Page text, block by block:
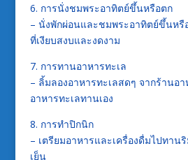
6. การนั่งชมพระอาทิตย์ขึ้นหรือตก
– นั่งพักผ่อนและชมพระอาทิตย์ขึ้นหรื
ที่เงียบสงบและงดงาม
7. การทานอาหารทะเล
– ลิ้มลองอาหารทะเลสดๆ จากร้านอ
อาหารทะเลทานเอง
8. การทำปิกนิก
– เตรียมอาหารและเครื่องดื่มไปทาน
เย็น